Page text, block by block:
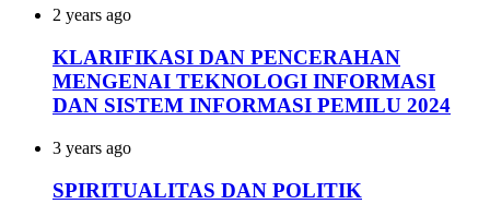
2 years ago
KLARIFIKASI DAN PENCERAHAN
MENGENAI TEKNOLOGI INFORMASI
DAN SISTEM INFORMASI PEMILU 2024
3 years ago
SPIRITUALITAS DAN POLITIK